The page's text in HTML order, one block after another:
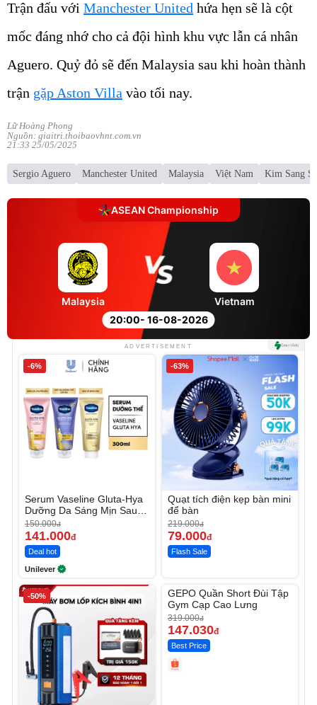
Trận đấu với Manchester United hứa hẹn sẽ là cột
mốc đáng nhớ cho cả đội hình khu vực lẫn cá nhân
Aguero. Quỷ đỏ sẽ đến Malaysia sau khi hoàn thành
trận gặp Aston Villa vào tối nay.
Lữ Hoàng Phong
Nguồn: giaitri.thoibaovhnt.com.vn
21:33 25/05/2025
Sergio Aguero Manchester United Malaysia Việt Nam Kim Sang
ASEAN Championship
20:00- 16-08-2026
Malaysia Vietnam
ADVERTISEMENT
-6%
Serum Vaseline Gluta-Hya
Dưỡng Da Sáng Mịn Sau 7
Ngày
150.000đ
141.000đ
Deal hot
Unilever
-63%
Quạt tích điện kẹp bàn mini
để bàn
219.000đ
79.000đ
Flash Sale
-50% -53%
GEPO Quần Short Đùi Tập
Gym Cạp Cao Lưng
319.000đ
147.030đ
Best Price